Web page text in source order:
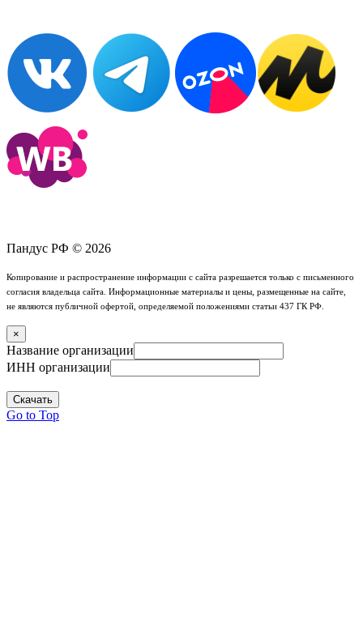
Пандус РФ © 2026
Копирование и распространение информации с сайта разрешается только с письменного
согласия владельца сайта. Информационные материалы и цены, размещенные на сайте,
не являются публичной офертой, определяемой положениями статьи 437 ГК РФ.
×
Название организации
ИНН организации
Скачать
Go to Top